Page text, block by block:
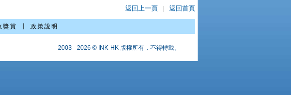
返回上一頁 返回首頁
獎賞 政策說明
2003 - 2026 © INK-HK 版權所有，不得轉載。